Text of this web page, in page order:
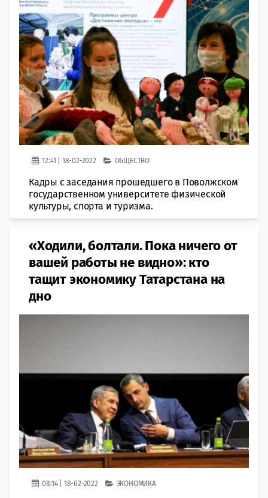
12:41 | 18-02-2022 ОБЩЕСТВО
Кадры с заседания прошедшего в Поволжском
государственном университете физической
культуры, спорта и туризма.
«Ходили, болтали. Пока ничего от
вашей работы не видно»: кто
тащит экономику Татарстана на
дно
08:14 | 18-02-2022 ЭКОНОМИКА